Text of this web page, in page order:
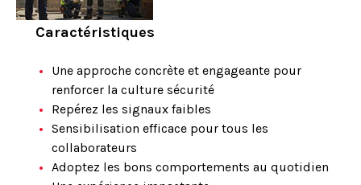
Caractéristiques
Une approche concrète et engageante pour
renforcer la culture sécurité
Repérez les signaux faibles
Sensibilisation efficace pour tous les
collaborateurs
Adoptez les bons comportements au quotidien